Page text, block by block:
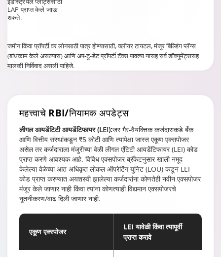
LAP प्राप्त केले जाऊ
शकते.
जमीन किंवा प्रॉपर्टी वर लोनसाठी पात्र होण्यासाठी, क्लीयर टायटल, मंजूर बिल्डिंग प्लॅन्स
(बांधकाम केले असल्यास) आणि अप-टू-डेट प्रॉपर्टी टॅक्स पावत्या यासह सर्व डॉक्युमेंट्ससह
मालकी निर्विवाद असली पाहिजे.
महत्त्वाचे RBI/नियामक अपडेट्स
लीगल आयडेंटिटी आयडेंटिफायर (LEI):जर गैर-वैयक्तिक कर्जदाराकडे बँक
आणि वित्तीय संस्थांकडून ₹5 कोटी आणि त्यापेक्षा जास्त एकूण एक्सपोजर
असेल तर कर्जदाराला मंजुरीच्या वेळी लीगल एंटिटी आयडेंटिफायर (LEI) कोड
प्राप्त करणे आवश्यक आहे. विविध एक्सपोजर ब्रॅकेटनुसार खाली नमूद
केलेल्या वेळेच्या आत अधिकृत लोकल ऑपरेटिंग युनिट (LOU) कडून LEI
कोड प्राप्त करण्यात अयशस्वी झालेल्या कर्जदारांना कोणतेही नवीन एक्सपोजर
मंजूर केले जाणार नाही किंवा त्यांना कोणत्याही विद्यमान एक्सपोजरचे
नूतनीकरण/वाढ दिली जाणार नाही.
एकूण एक्स्पोजर
LEI यावेळी किंवा त्यापूर्वी
प्राप्त करावे